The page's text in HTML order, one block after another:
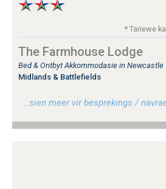
* Tariewe
The Farmhouse Lodge
Bed & Ontbyt Akkommodasie in Newcastle
Midlands & Battlefields
…sien meer vir besprekings /